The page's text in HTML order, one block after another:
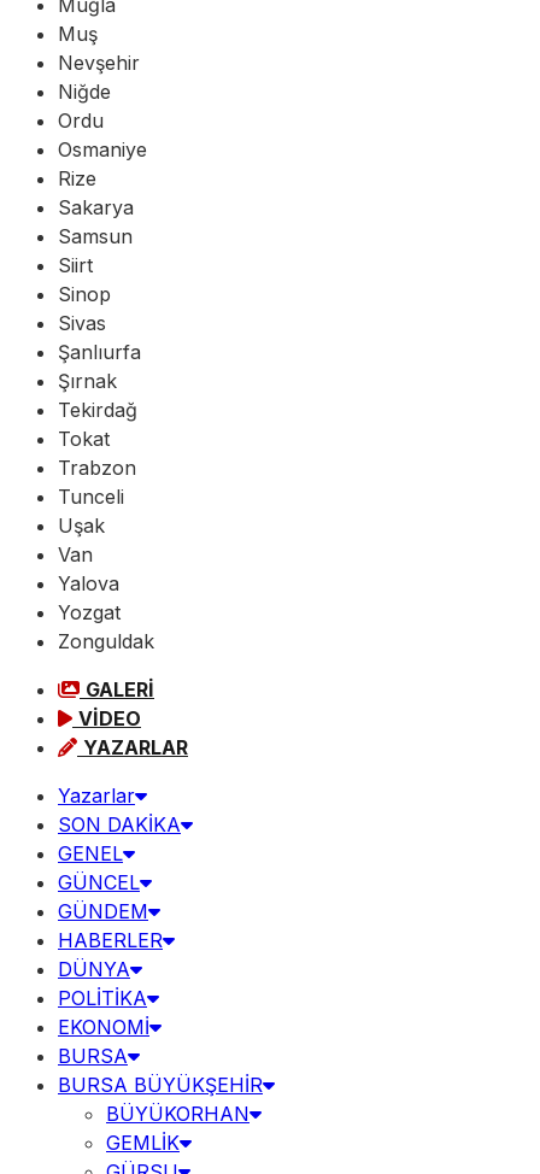
Muğla
Muş
Nevşehir
Niğde
Ordu
Osmaniye
Rize
Sakarya
Samsun
Siirt
Sinop
Sivas
Şanlıurfa
Şırnak
Tekirdağ
Tokat
Trabzon
Tunceli
Uşak
Van
Yalova
Yozgat
Zonguldak
GALERİ
VİDEO
YAZARLAR
Yazarlar
SON DAKİKA
GENEL
GÜNCEL
GÜNDEM
HABERLER
DÜNYA
POLİTİKA
EKONOMİ
BURSA
BURSA BÜYÜKŞEHİR
BÜYÜKORHAN
GEMLİK